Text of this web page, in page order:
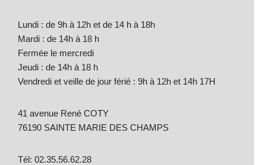
Lundi : de 9h à 12h et de 14 h à 18h
Mardi : de 14h à 18 h
Fermée le mercredi
Jeudi : de 14h à 18 h
Vendredi et veille de jour férié : 9h à 12h et 14h 17H
41 avenue René COTY
76190 SAINTE MARIE DES CHAMPS
Tél: 02.35.56.62.28